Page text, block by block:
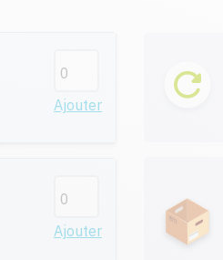
Ajouter
Ajouter